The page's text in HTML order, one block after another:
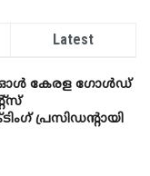
Latest
ഓൾ കേരള ഗോൾഡ്
പ്രസിഡന്റായി